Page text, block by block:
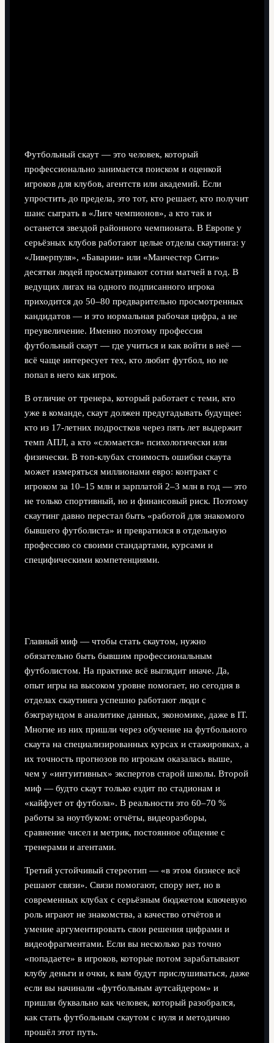
Футбольный скаут — это человек, который
профессионально занимается поиском и оценкой
игроков для клубов, агентств или академий. Если
упростить до предела, это тот, кто решает, кто получит
шанс сыграть в «Лиге чемпионов», а кто так и
останется звездой районного чемпионата. В Европе у
серьёзных клубов работают целые отделы скаутинга: у
«Ливерпуля», «Баварии» или «Манчестер Сити»
десятки людей просматривают сотни матчей в год. В
ведущих лигах на одного подписанного игрока
приходится до 50–80 предварительно просмотренных
кандидатов — и это нормальная рабочая цифра, а не
преувеличение. Именно поэтому профессия
футбольный скаут — где учиться и как войти в неё —
всё чаще интересует тех, кто любит футбол, но не
попал в него как игрок.
В отличие от тренера, который работает с теми, кто
уже в команде, скаут должен предугадывать будущее:
кто из 17‑летних подростков через пять лет выдержит
темп АПЛ, а кто «сломается» психологически или
физически. В топ-клубах стоимость ошибки скаута
может измеряться миллионами евро: контракт с
игроком за 10–15 млн и зарплатой 2–3 млн в год — это
не только спортивный, но и финансовый риск. Поэтому
скаутинг давно перестал быть «работой для знакомого
бывшего футболиста» и превратился в отдельную
профессию со своими стандартами, курсами и
специфическими компетенциями.
Главный миф — чтобы стать скаутом, нужно
обязательно быть бывшим профессиональным
футболистом. На практике всё выглядит иначе. Да,
опыт игры на высоком уровне помогает, но сегодня в
отделах скаутинга успешно работают люди с
бэкграундом в аналитике данных, экономике, даже в IT.
Многие из них пришли через обучение на футбольного
скаута на специализированных курсах и стажировках, а
их точность прогнозов по игрокам оказалась выше,
чем у «интуитивных» экспертов старой школы. Второй
миф — будто скаут только ездит по стадионам и
«кайфует от футбола». В реальности это 60–70 %
работы за ноутбуком: отчёты, видеоразборы,
сравнение чисел и метрик, постоянное общение с
тренерами и агентами.
Третий устойчивый стереотип — «в этом бизнесе всё
решают связи». Связи помогают, спору нет, но в
современных клубах с серьёзным бюджетом ключевую
роль играют не знакомства, а качество отчётов и
умение аргументировать свои решения цифрами и
видеофрагментами. Если вы несколько раз точно
«попадаете» в игроков, которые потом зарабатывают
клубу деньги и очки, к вам будут прислушиваться, даже
если вы начинали «футбольным аутсайдером» и
пришли буквально как человек, который разобрался,
как стать футбольным скаутом с нуля и методично
прошёл этот путь.